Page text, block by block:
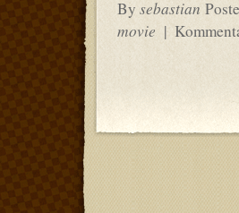
By sebastian
movie |